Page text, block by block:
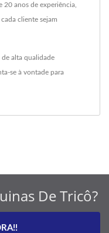
20 anos de experiência,
cliente sejam
de alta qualidade
se à vontade para
De Tricô?